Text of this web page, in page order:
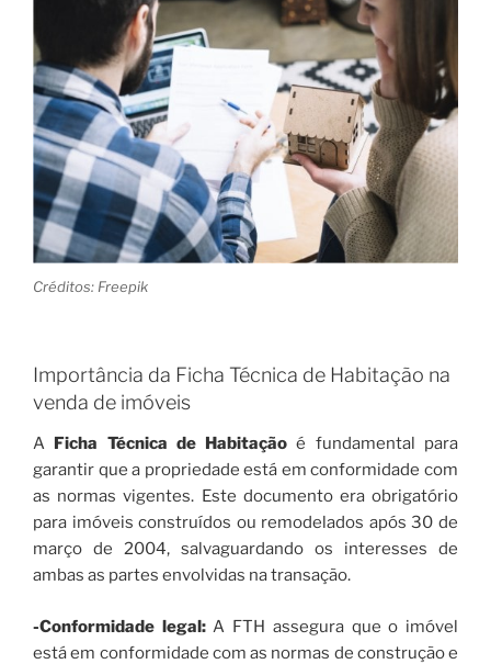
Créditos: Freepik
Importância da Ficha Técnica de Habitação na
venda de imóveis
A Ficha Técnica de Habitação é fundamental para
garantir que a propriedade está em conformidade com
as normas vigentes. Este documento era obrigatório
para imóveis construídos ou remodelados após 30 de
março de 2004, salvaguardando os interesses de
ambas as partes envolvidas na transação.
-Conformidade legal:A FTH assegura que o imóvel
está em conformidade com as normas de construção e